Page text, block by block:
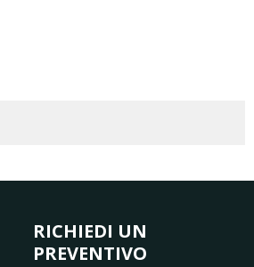
RICHIEDI UN
PREVENTIVO